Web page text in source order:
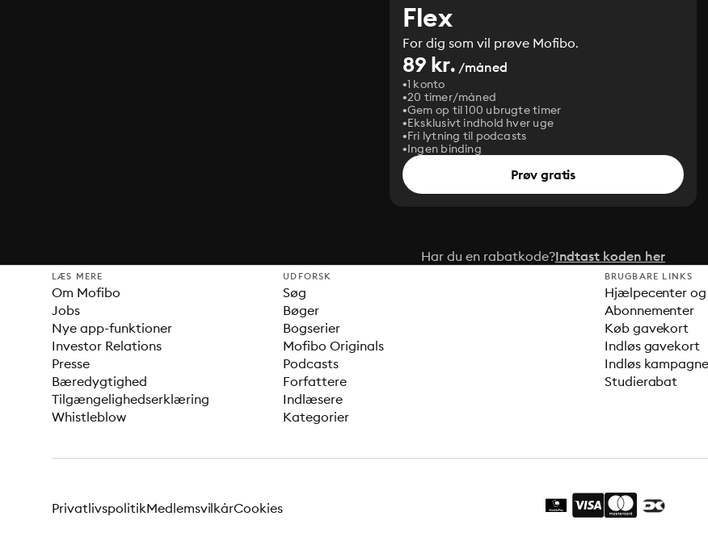
Flex
For dig som vil prøve Mofibo.
89 kr. /måned
1 konto
20 timer/måned
Gem op til 100 ubrugte timer
Eksklusivt indhold hver uge
Fri lytning til podcasts
Ingen binding
Prøv gratis
Har du en rabatkode?Indtast koden her
LÆS MERE
Om Mofibo
Jobs
Nye app-funktioner
Investor Relations
Presse
Bæredygtighed
Tilgængelighedserklæring
Whistleblow
UDFORSK
Søg
Bøger
Bogserier
Mofibo Originals
Podcasts
Forfattere
Indlæsere
Kategorier
BRUGBARE LINKS
Hjælpecenter
Abonnementer
Køb gavekort
Indløs gavekort
Indløs
Studierabat
PrivatlivspolitikMedlemsvilkårCookies